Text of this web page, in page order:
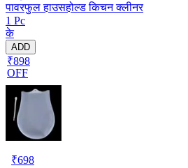
पावरफुल हाउसहोल्ड किचन क्लीनर
1 Pc
के
ADD
₹898
OFF
₹698